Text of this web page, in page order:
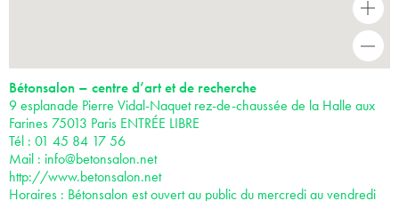
-
Bétonsalon – centre d’art et de recherche
9 esplanade Pierre Vidal-Naquet rez-de-chaussée de la Halle aux
Farines 75013 Paris ENTRÉE LIBRE
Tél : 01 45 84 17 56
Mail : info@betonsalon.net
http://www.betonsalon.net
Horaires : Bétonsalon est ouvert au public du mercredi au vendredi